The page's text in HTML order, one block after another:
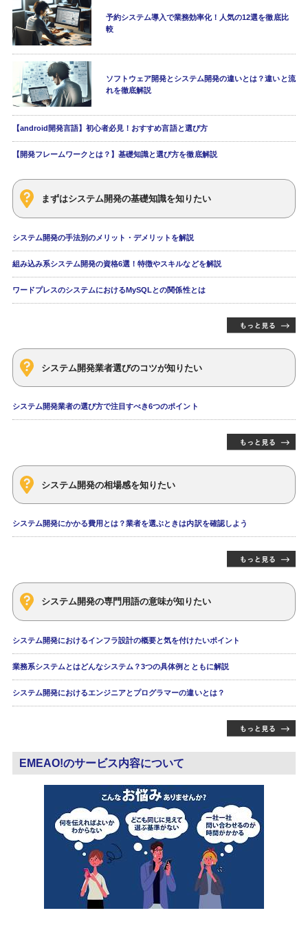
予約システム導入で業務効率化！人気の12選を徹底比
較
ソフトウェア開発とシステム開発の違いとは？違いと流
れを徹底解説
【android開発言語】初心者必見！おすすめ言語と選び方
【開発フレームワークとは？】基礎知識と選び方を徹底解説
まずはシステム開発の基礎知識を知りたい
システム開発の手法別のメリット・デメリットを解説
組み込み系システム開発の資格6選！特徴やスキルなどを解説
ワードプレスのシステムにおけるMySQLとの関係性とは
システム開発業者選びのコツが知りたい
システム開発業者の選び方で注目すべき6つのポイント
システム開発の相場感を知りたい
システム開発にかかる費用とは？業者を選ぶときは内訳を確認しよう
システム開発の専門用語の意味が知りたい
システム開発におけるインフラ設計の概要と気を付けたいポイント
業務系システムとはどんなシステム？3つの具体例とともに解説
システム開発におけるエンジニアとプログラマーの違いとは？
EMEAO!のサービス内容について